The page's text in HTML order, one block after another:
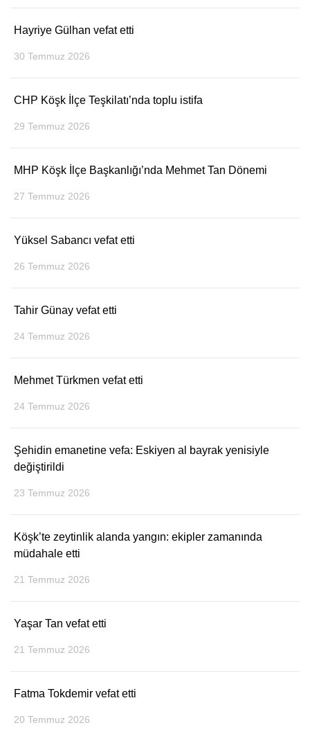
Hayriye Gülhan vefat etti
30 Temmuz 2026
CHP Köşk İlçe Teşkilatı’nda toplu istifa
29 Temmuz 2026
MHP Köşk İlçe Başkanlığı’nda Mehmet Tan Dönemi
27 Temmuz 2026
Yüksel Sabancı vefat etti
26 Temmuz 2026
Tahir Günay vefat etti
24 Temmuz 2026
Mehmet Türkmen vefat etti
24 Temmuz 2026
Şehidin emanetine vefa: Eskiyen al bayrak yenisiyle
değiştirildi
23 Temmuz 2026
Köşk’te zeytinlik alanda yangın: ekipler zamanında
müdahale etti
21 Temmuz 2026
Yaşar Tan vefat etti
21 Temmuz 2026
Fatma Tokdemir vefat etti
20 Temmuz 2026